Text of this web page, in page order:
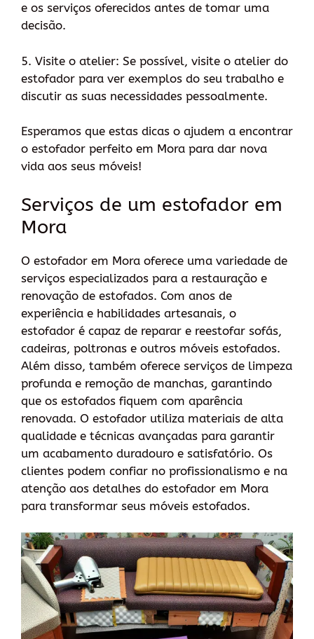
e os serviços oferecidos antes de tomar uma
decisão.
5. Visite o atelier: Se possível, visite o atelier do
estofador para ver exemplos do seu trabalho e
discutir as suas necessidades pessoalmente.
Esperamos que estas dicas o ajudem a encontrar
o estofador perfeito em Mora para dar nova
vida aos seus móveis!
Serviços de um estofador em
Mora
O estofador em Mora oferece uma variedade de
serviços especializados para a restauração e
renovação de estofados. Com anos de
experiência e habilidades artesanais, o
estofador é capaz de reparar e reestofar sofás,
cadeiras, poltronas e outros móveis estofados.
Além disso, também oferece serviços de limpeza
profunda e remoção de manchas, garantindo
que os estofados fiquem com aparência
renovada. O estofador utiliza materiais de alta
qualidade e técnicas avançadas para garantir
um acabamento duradouro e satisfatório. Os
clientes podem confiar no profissionalismo e na
atenção aos detalhes do estofador em Mora
para transformar seus móveis estofados.